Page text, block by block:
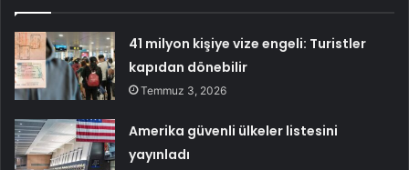
41 milyon kişiye vize engeli: Turistler
kapıdan dönebilir
Temmuz 3, 2026
Amerika güvenli ülkeler listesini
yayınladı